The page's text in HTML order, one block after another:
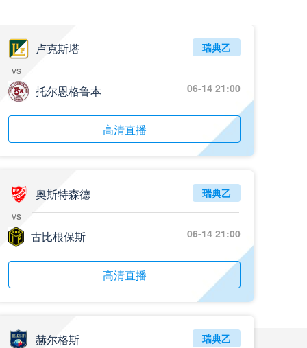
卢克斯塔
vs
托尔恩格鲁本
瑞典乙
06-14 21:00
高清直播
奥斯特森德
vs
古比根保斯
瑞典乙
06-14 21:00
高清直播
赫尔格斯 瑞典乙